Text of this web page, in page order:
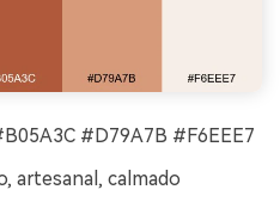
#D79A7B #F6EEE7
artesanal, calmado